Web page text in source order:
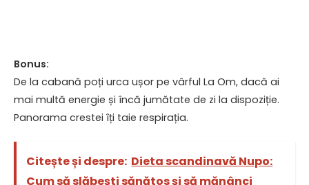
Bonus:
De la cabană poți urca ușor pe vârful La Om, dacă ai
mai multă energie și încă jumătate de zi la dispoziție.
Panorama crestei îți taie respirația.
Citește și despre: Dieta scandinavă Nupo:
Cum să slăbești sănătos și să mănânci